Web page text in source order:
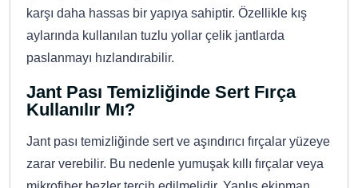
karşı daha hassas bir yapıya sahiptir. Özellikle kış
aylarında kullanılan tuzlu yollar çelik jantlarda
paslanmayı hızlandırabilir.
Jant Pası Temizliğinde Sert Fırça
Kullanılır Mı?
Jant pası temizliğinde sert ve aşındırıcı fırçalar yüzeye
zarar verebilir. Bu nedenle yumuşak kıllı fırçalar veya